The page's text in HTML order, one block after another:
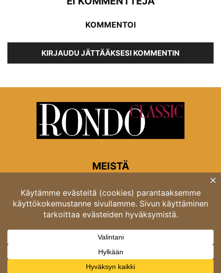
KOMMENTOI
KIRJAUDU JÄTTÄÄKSESI KOMMENTIN
MEISTÄ
Rondon toimitus
Opastinsilta 6A 00520 Helsinki
Asiakaspalvelu: puh. 03 4246 5318
asiakaspalvelu@rondo.fi
Ota meihin yhteyttä:toimitus@rondo.fi